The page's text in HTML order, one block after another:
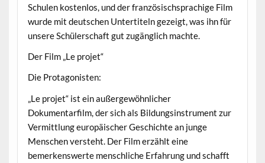
Schulen kostenlos, und der französischsprachige Film
wurde mit deutschen Untertiteln gezeigt, was ihn für
unsere Schülerschaft gut zugänglich machte.
Der Film „Le projet“
Die Protagonisten:
„Le projet“ ist ein außergewöhnlicher
Dokumentarfilm, der sich als Bildungsinstrument zur
Vermittlung europäischer Geschichte an junge
Menschen versteht. Der Film erzählt eine
bemerkenswerte menschliche Erfahrung und schafft